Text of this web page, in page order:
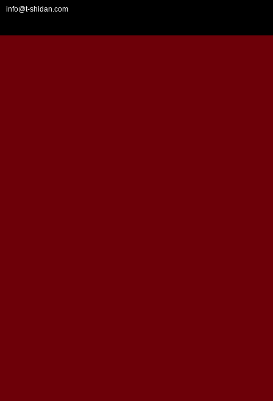
info@t-shidan.com